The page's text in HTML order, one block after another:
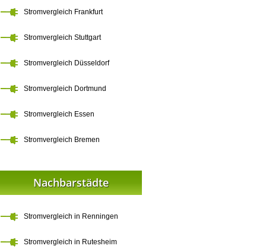
Stromvergleich Frankfurt
Stromvergleich Stuttgart
Stromvergleich Düsseldorf
Stromvergleich Dortmund
Stromvergleich Essen
Stromvergleich Bremen
Nachbarstädte
Stromvergleich in Renningen
Stromvergleich in Rutesheim